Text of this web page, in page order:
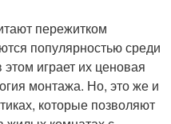
пережитком
популярностью среди
играет их ценовая
монтажа. Но, это же и
которые позволяют